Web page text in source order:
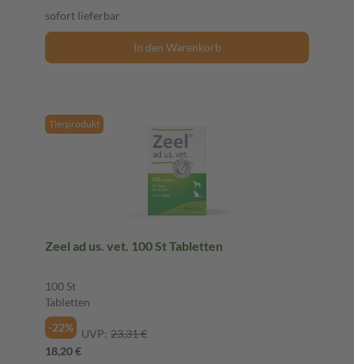
sofort lieferbar
In den Warenkorb
Tierprodukt
Zeel ad us. vet. 100 St Tabletten
100 St
Tabletten
-22%
UVP: 23,31 €
18,20 €